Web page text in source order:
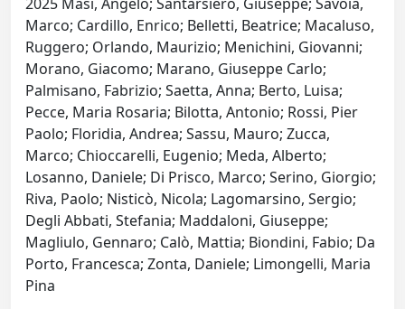
Marco; Cardillo, Enrico; Belletti, Beatrice; Macaluso,
Ruggero; Orlando, Maurizio; Menichini, Giovanni;
Morano, Giacomo; Marano, Giuseppe Carlo;
Palmisano, Fabrizio; Saetta, Anna; Berto, Luisa;
Pecce, Maria Rosaria; Bilotta, Antonio; Rossi, Pier
Paolo; Floridia, Andrea; Sassu, Mauro; Zucca,
Marco; Chioccarelli, Eugenio; Meda, Alberto;
Losanno, Daniele; Di Prisco, Marco; Serino, Giorgio;
Riva, Paolo; Nisticò, Nicola; Lagomarsino, Sergio;
Degli Abbati, Stefania; Maddaloni, Giuseppe;
Magliulo, Gennaro; Calò, Mattia; Biondini, Fabio; Da
Porto, Francesca; Zonta, Daniele; Limongelli, Maria
Pina